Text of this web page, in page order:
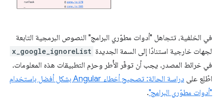
في الخلفية، تتجاهل "أدوات مطوّري البرامج" النصوص البرمجية التابعة
لجهات خارجية استنادًا إلى السمة الجديدة x_google_ignoreList
في خرائط المصدر. يجب أن توفّر الأُطر وحزم التطبيقات هذه المعلومات.
اطّلِع على
دراسة الحالة: تصحيح أخطاء Angular بشكل أفضل باستخدام
"أدوات مطوّري البرامج".